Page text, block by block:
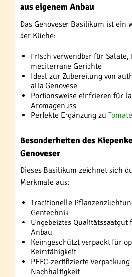
aus eigenem Anbau
Das Genoveser Basilikum ist ein
der Küche:
Frisch verwendbar für Salate,
mediterrane Gerichte
Ideal zur Zubereitung von
alla Genovese
Portionsweise einfrieren für
Aromagenuss
Perfekte Ergänzung zu
Besonderheiten des
Genoveser
Dieses Basilikum zeichnet sich
Merkmale aus:
Traditionelle
Gentechnik
Ungebeiztes
Anbau
Keimgeschützt verpackt für
Keimfähigkeit
PEFC-zertifizierte
Nachhaltigkeit